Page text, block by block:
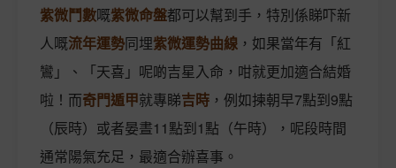
紫微鬥數嘅紫微命盤都可以幫到手，特別係睇吓新
人嘅流年運勢同埋紫微運勢曲線 ，如果當年有「紅
鸞」、「天喜」呢啲吉星入命，咁就更加適合結婚
啦！而奇門遁甲就專睇吉時 ，例如揀朝早7點到9點
（辰時）或者晏晝11點到1點（午時），呢段時間
通常陽氣充足，最適合辦喜事。